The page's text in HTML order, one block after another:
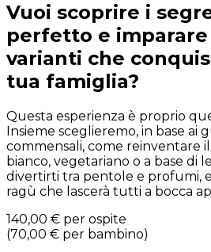
Vuoi scoprire i
perfetto e imparare
varianti che
tua famiglia?
Questa esperienza è proprio
Insieme sceglieremo, in base ai
commensali, come reinventare il
bianco, vegetariano o a base di
divertirti tra pentole e profumi,
ragù che lascerà tutti a bocca
140,00 € per ospite
(70,00 € per bambino)